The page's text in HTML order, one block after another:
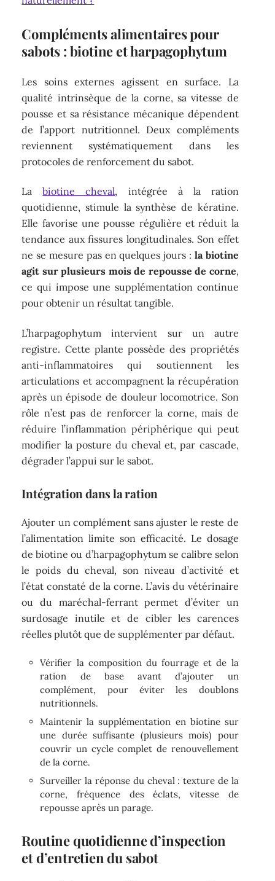
Compléments alimentaires pour
sabots : biotine et harpagophytum
Les soins externes agissent en surface. La
qualité intrinsèque de la corne, sa vitesse de
pousse et sa résistance mécanique dépendent
de l’apport nutritionnel. Deux compléments
reviennent systématiquement dans les
protocoles de renforcement du sabot.
Labiotine cheval, intégrée à la ration
quotidienne, stimule la synthèse de kératine.
Elle favorise une pousse régulière et réduit la
tendance aux fissures longitudinales. Son effet
ne se mesure pas en quelques jours : la biotine
agit sur plusieurs mois de repousse de corne,
ce qui impose une supplémentation continue
pour obtenir un résultat tangible.
L’harpagophytum intervient sur un autre
registre. Cette plante possède des propriétés
anti-inflammatoires qui soutiennent les
articulations et accompagnent la récupération
après un épisode de douleur locomotrice. Son
rôle n’est pas de renforcer la corne, mais de
réduire l’inflammation périphérique qui peut
modifier la posture du cheval et, par cascade,
dégrader l’appui sur le sabot.
Intégration dans la ration
Ajouter un complément sans ajuster le reste de
l’alimentation limite son efficacité. Le dosage
de biotine ou d’harpagophytum se calibre selon
le poids du cheval, son niveau d’activité et
l’état constaté de la corne. L’avis du vétérinaire
ou du maréchal-ferrant permet d’éviter un
surdosage inutile et de cibler les carences
réelles plutôt que de supplémenter par défaut.
Vérifier la composition du fourrage et de la
ration de base avant d’ajouter un
complément, pour éviter les doublons
nutritionnels.
Maintenir la supplémentation en biotine sur
une durée suffisante (plusieurs mois) pour
couvrir un cycle complet de renouvellement
de la corne.
Surveiller la réponse du cheval : texture de la
corne, fréquence des éclats, vitesse de
repousse après un parage.
Routine quotidienne d’inspection
et d’entretien du sabot